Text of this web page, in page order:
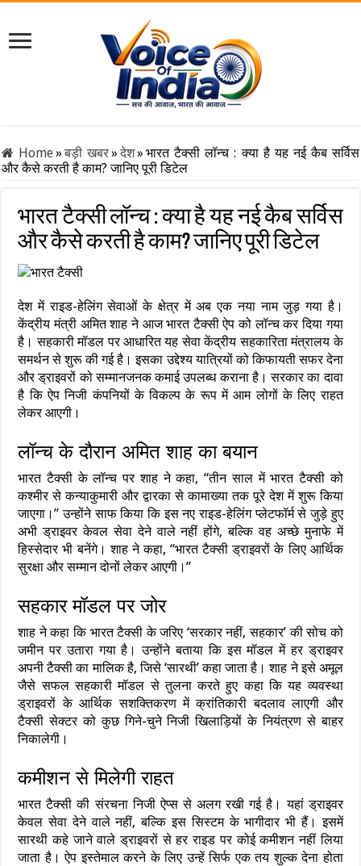
Home» बड़ी खबर» देश» भारत टैक्सी लॉन्च : क्या है यह नई कैब सर्विस
और कैसे करती है काम? जानिए पूरी डिटेल
भारत टैक्सी लॉन्च : क्या है यह नई कैब सर्विस
और कैसे करती है काम? जानिए पूरी डिटेल
देश में राइड-हेलिंग सेवाओं के क्षेत्र में अब एक नया नाम जुड़ गया है।
केंद्रीय मंत्री अमित शाह ने आज भारत टैक्सी ऐप को लॉन्च कर दिया गया
है। सहकारी मॉडल पर आधारित यह सेवा केंद्रीय सहकारिता मंत्रालय के
समर्थन से शुरू की गई है। इसका उद्देश्य यात्रियों को किफायती सफर देना
और ड्राइवरों को सम्मानजनक कमाई उपलब्ध कराना है। सरकार का दावा
है कि ऐप निजी कंपनियों के विकल्प के रूप में आम लोगों के लिए राहत
लेकर आएगी।
लॉन्च के दौरान अमित शाह का बयान
भारत टैक्सी के लॉन्च पर शाह ने कहा, “तीन साल में भारत टैक्सी को
कश्मीर से कन्याकुमारी और द्वारका से कामाख्या तक पूरे देश में शुरू किया
जाएगा।” उन्होंने साफ किया कि इस नए राइड-हेलिंग प्लेटफॉर्म से जुड़े हुए
अभी ड्राइवर केवल सेवा देने वाले नहीं होंगे, बल्कि वह अच्छे मुनाफे में
हिस्सेदार भी बनेंगे। शाह ने कहा, “भारत टैक्सी ड्राइवरों के लिए आर्थिक
सुरक्षा और सम्मान दोनों लेकर आएगी।”
सहकार मॉडल पर जोर
शाह ने कहा कि भारत टैक्सी के जरिए ‘सरकार नहीं, सहकार’ की सोच को
जमीन पर उतारा गया है। उन्होंने बताया कि इस मॉडल में हर ड्राइवर
अपनी टैक्सी का मालिक है, जिसे ‘सारथी’ कहा जाता है। शाह ने इसे अमूल
जैसे सफल सहकारी मॉडल से तुलना करते हुए कहा कि यह व्यवस्था
ड्राइवरों के आर्थिक सशक्तिकरण में क्रांतिकारी बदलाव लाएगी और
टैक्सी सेक्टर को कुछ गिने-चुने निजी खिलाड़ियों के नियंत्रण से बाहर
निकालेगी।
कमीशन से मिलेगी राहत
भारत टैक्सी की संरचना निजी ऐप्स से अलग रखी गई है। यहां ड्राइवर
केवल सेवा देने वाले नहीं, बल्कि इस सिस्टम के भागीदार भी हैं। इसमें
सारथी कहे जाने वाले ड्राइवरों से हर राइड पर कोई कमीशन नहीं लिया
जाता है। ऐप इस्तेमाल करने के लिए उन्हें सिर्फ एक तय शुल्क देना होता